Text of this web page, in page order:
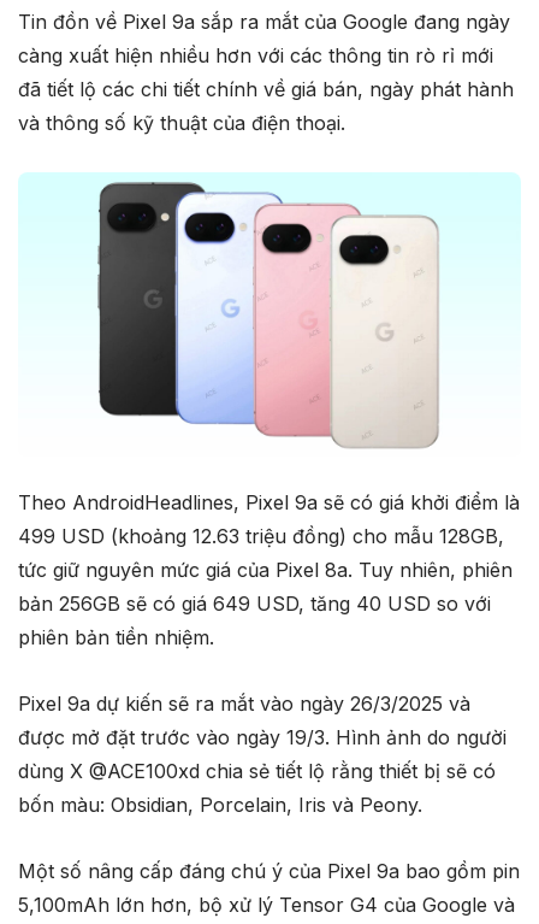
Tin đồn về Pixel 9a sắp ra mắt của Google đang ngày
càng xuất hiện nhiều hơn với các thông tin rò rỉ mới
đã tiết lộ các chi tiết chính về giá bán, ngày phát hành
và thông số kỹ thuật của điện thoại.
Theo AndroidHeadlines, Pixel 9a sẽ có giá khởi điểm là
499 USD (khoảng 12.63 triệu đồng) cho mẫu 128GB,
tức giữ nguyên mức giá của Pixel 8a. Tuy nhiên, phiên
bản 256GB sẽ có giá 649 USD, tăng 40 USD so với
phiên bản tiền nhiệm.
Pixel 9a dự kiến sẽ ra mắt vào ngày 26/3/2025 và
được mở đặt trước vào ngày 19/3. Hình ảnh do người
dùng X @ACE100xd chia sẻ tiết lộ rằng thiết bị sẽ có
bốn màu: Obsidian, Porcelain, Iris và Peony.
Một số nâng cấp đáng chú ý của Pixel 9a bao gồm pin
5,100mAh lớn hơn, bộ xử lý Tensor G4 của Google và